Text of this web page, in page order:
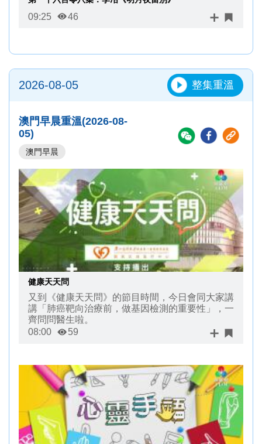
09:25 46
2026-08-05 整集重溫
澳門早晨重溫(2026-08-
05)
澳門早晨
健康天天問
又到《健康天天問》的節目時間，今日會同大家講
講「肺癌靶向治療前，做基因檢測的重要性」，一
齊問問醫生啦。
08:00
59